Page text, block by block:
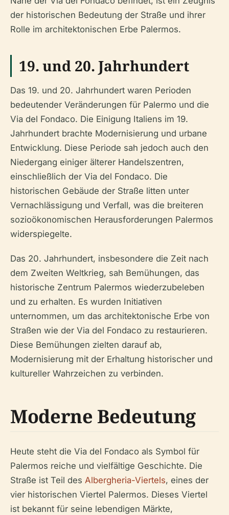
der historischen Bedeutung der Straße und ihrer
Rolle im architektonischen Erbe Palermos.
19. und 20. Jahrhundert
Das 19. und 20. Jahrhundert waren Perioden
bedeutender Veränderungen für Palermo und die
Via del Fondaco. Die Einigung Italiens im 19.
Jahrhundert brachte Modernisierung und urbane
Entwicklung. Diese Periode sah jedoch auch den
Niedergang einiger älterer Handelszentren,
einschließlich der Via del Fondaco. Die
historischen Gebäude der Straße litten unter
Vernachlässigung und Verfall, was die breiteren
sozioökonomischen Herausforderungen Palermos
widerspiegelte.
Das 20. Jahrhundert, insbesondere die Zeit nach
dem Zweiten Weltkrieg, sah Bemühungen, das
historische Zentrum Palermos wiederzubeleben
und zu erhalten. Es wurden Initiativen
unternommen, um das architektonische Erbe von
Straßen wie der Via del Fondaco zu restaurieren.
Diese Bemühungen zielten darauf ab,
Modernisierung mit der Erhaltung historischer und
kultureller Wahrzeichen zu verbinden.
Moderne Bedeutung
Heute steht die Via del Fondaco als Symbol für
Palermos reiche und vielfältige Geschichte. Die
Straße ist Teil des Albergheria-Viertels, eines der
vier historischen Viertel Palermos. Dieses Viertel
ist bekannt für seine lebendigen Märkte,